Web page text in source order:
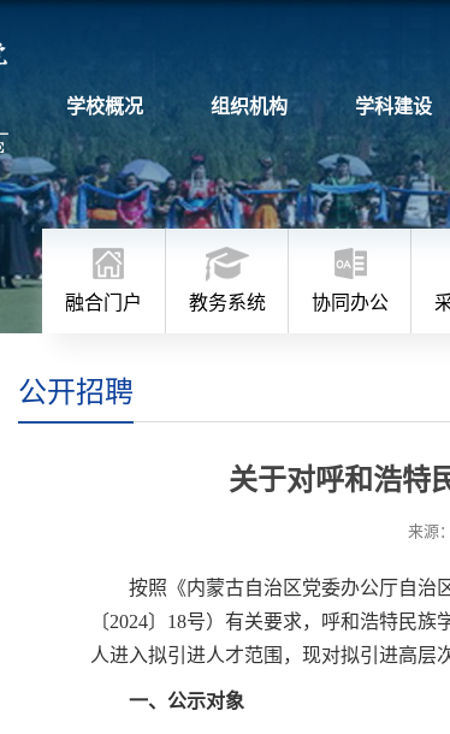
学校概况 组织机构 学科建设
融合门户 教务系统 协同办公
公开招聘
关于对呼和浩特
来源
按照《内蒙古自治区党委办公厅自治
〔2024〕18号）有关要求，呼和浩特民
人进入拟引进人才范围，现对拟引进高层
一、公示对象